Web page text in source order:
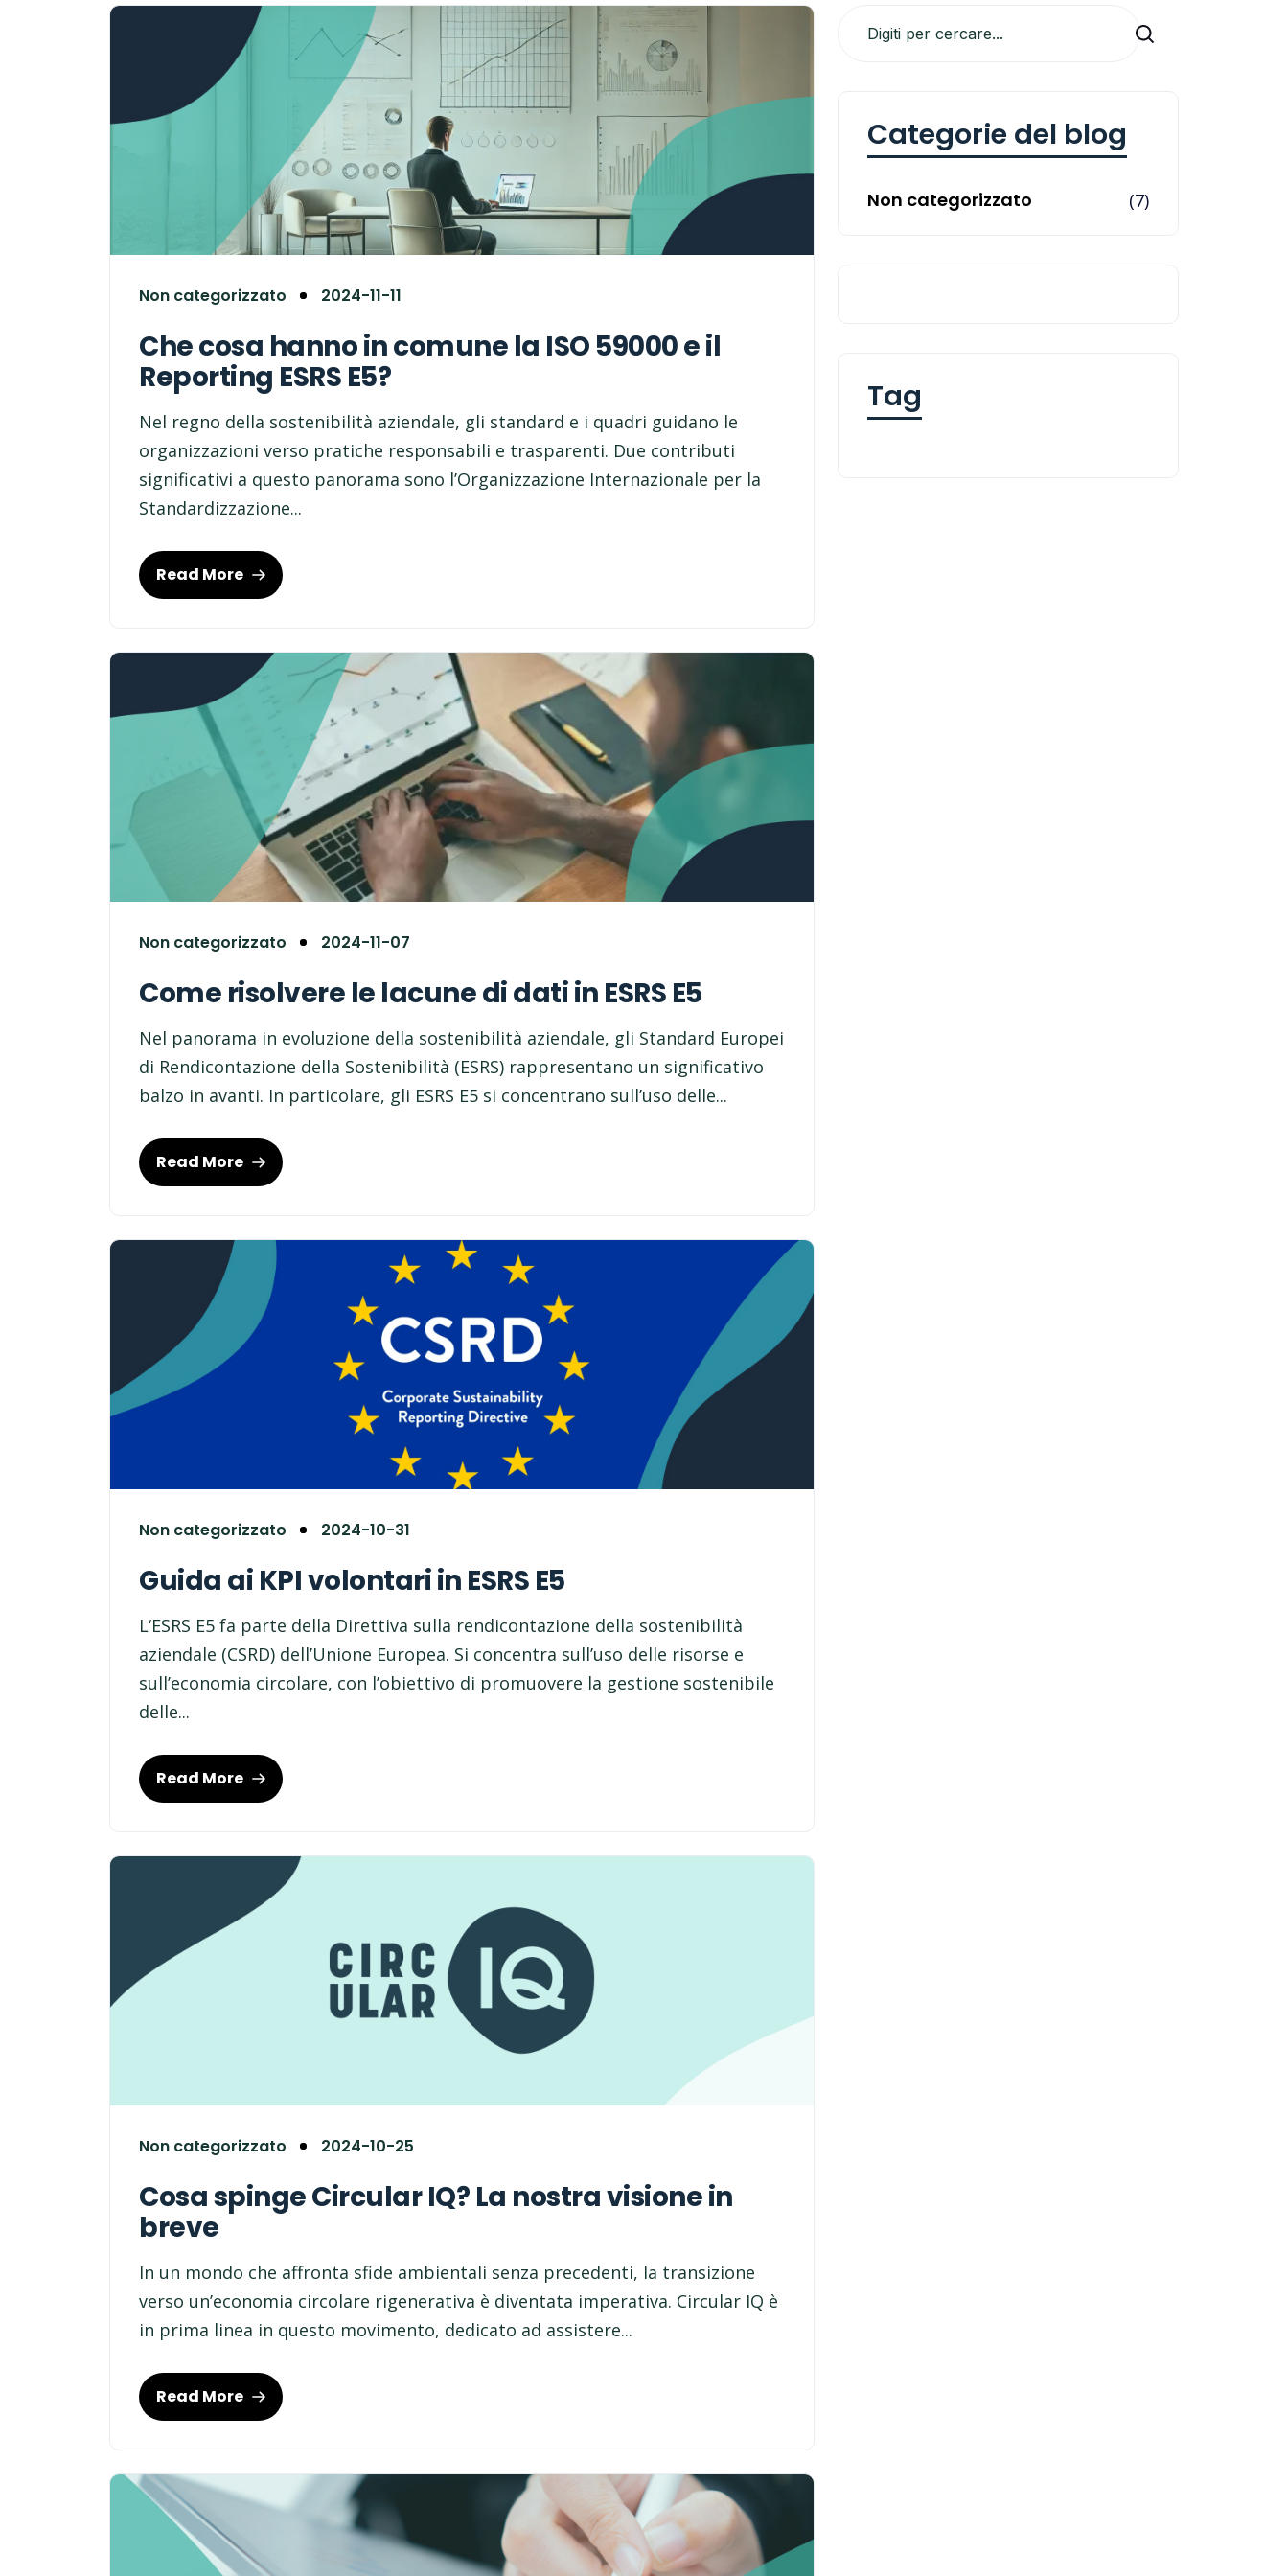
Non categorizzato 2024-11-11
Che cosa hanno in comune la ISO 59000 e il
Reporting ESRS E5?
Nel regno della sostenibilità aziendale, gli standard e i quadri guidano le
organizzazioni verso pratiche responsabili e trasparenti. Due contributi
significativi a questo panorama sono l’Organizzazione Internazionale per la
Standardizzazione...
Read More
Non categorizzato 2024-11-07
Come risolvere le lacune di dati in ESRS E5
Nel panorama in evoluzione della sostenibilità aziendale, gli Standard Europei
di Rendicontazione della Sostenibilità (ESRS) rappresentano un significativo
balzo in avanti. In particolare, gli ESRS E5 si concentrano sull’uso delle...
Read More
Non categorizzato 2024-10-31
Guida ai KPI volontari in ESRS E5
L‘ESRS E5 fa parte della Direttiva sulla rendicontazione della sostenibilità
aziendale (CSRD) dell’Unione Europea. Si concentra sull’uso delle risorse e
sull’economia circolare, con l’obiettivo di promuovere la gestione sostenibile
delle...
Read More
Non categorizzato 2024-10-25
Cosa spinge Circular IQ? La nostra visione in
breve
In un mondo che affronta sfide ambientali senza precedenti, la transizione
verso un’economia circolare rigenerativa è diventata imperativa. Circular IQ è
in prima linea in questo movimento, dedicato ad assistere...
Read More
Ricerca
Categorie del blog
Non categorizzato (7)
Tag